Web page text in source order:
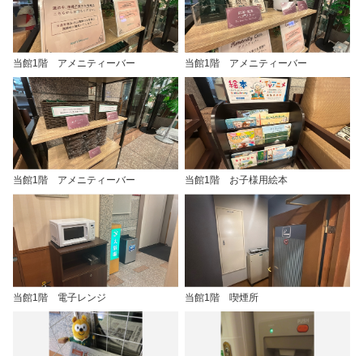
当館1階 アメニティーバー 当館1階 アメニティーバー
当館1階 アメニティーバー 当館1階 お子様用絵本
当館1階 電子レンジ 当館1階 喫煙所